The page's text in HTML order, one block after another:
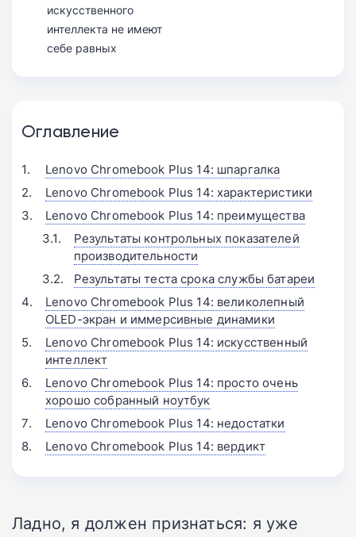
искусственного
интеллекта не имеют
себе равных
Оглавление
Lenovo Chromebook Plus 14: шпаргалка
Lenovo Chromebook Plus 14: характеристики
Lenovo Chromebook Plus 14: преимущества
Результаты контрольных показателей
производительности
Результаты теста срока службы батареи
Lenovo Chromebook Plus 14: великолепный
OLED-экран и иммерсивные динамики
Lenovo Chromebook Plus 14: искусственный
интеллект
Lenovo Chromebook Plus 14: просто очень
хорошо собранный ноутбук
Lenovo Chromebook Plus 14: недостатки
Lenovo Chromebook Plus 14: вердикт
Ладно, я должен признаться: я уже